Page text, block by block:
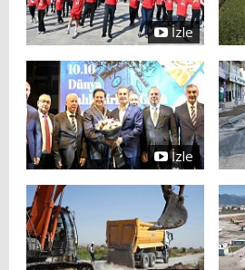
İzle
İzle